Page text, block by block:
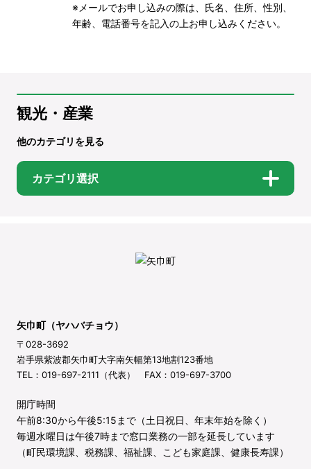
※メールでお申し込みの際は、氏名、住所、性別、
年齢、電話番号を記入の上お申し込みください。
観光・産業
他のカテゴリを見る
カテゴリ選択
矢巾町（ヤハバチョウ）
〒028-3692
岩手県紫波郡矢巾町大字南矢幅第13地割123番地
TEL：019-697-2111（代表） FAX：019-697-3700
開庁時間
午前8:30から午後5:15まで（土日祝日、年末年始を除く）
毎週水曜日は午後7時まで窓口業務の一部を延長しています
（町民環境課、税務課、福祉課、こども家庭課、健康長寿課）